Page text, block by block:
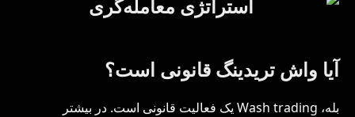
آیا واش تریدینگ قانونی است؟
بله، Wash trading یک فعالیت قانونی است. در بیشتر